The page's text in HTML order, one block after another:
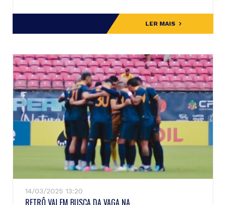
LER MAIS
14/03/2025 13:20
RETRÔ VAI EM BUSCA DA VAGA NA...